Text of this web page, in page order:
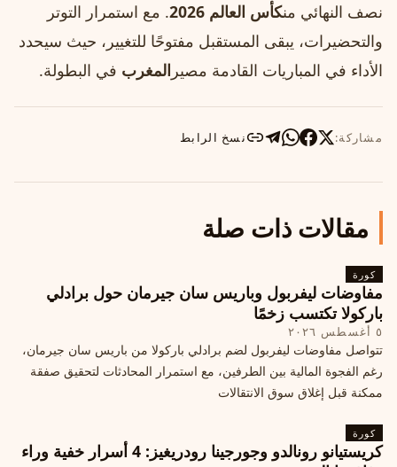
نصف النهائي منكأس العالم 2026
. مع استمرار التوتر
والتحضيرات، يبقى المستقبل مفتوحًا للتغيير، حيث سيحدد
الأداء في المباريات القادمة مصير المغرب في البطولة.
مشاركة: نسخ الرابط
مقالات ذات صلة
كورة
مفاوضات ليفربول وباريس سان جيرمان حول برادلي
باركولا تكتسب زخمًا
٥ أغسطس ٢٠٢٦
تتواصل مفاوضات ليفربول لضم برادلي باركولا من باريس سان جيرمان،
رغم الفجوة المالية بين الطرفين، مع استمرار المحادثات لتحقيق صفقة
ممكنة قبل إغلاق سوق الانتقالات
كورة
كريستيانو رونالدو وجورجينا رودريغيز: 4 أسرار خفية وراء